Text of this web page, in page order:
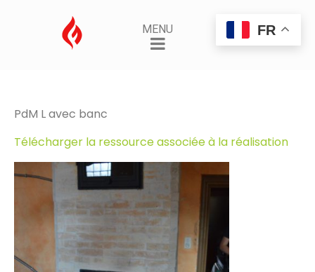
MENU
PdM L avec banc
Télécharger la ressource associée à la réalisation
FR